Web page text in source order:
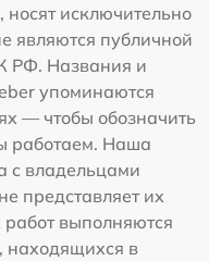
исключительно
являются публичной
РФ. Названия и
упоминаются
— чтобы обозначить
работаем. Наша
с владельцами
представляет их
выполняются
находящихся в